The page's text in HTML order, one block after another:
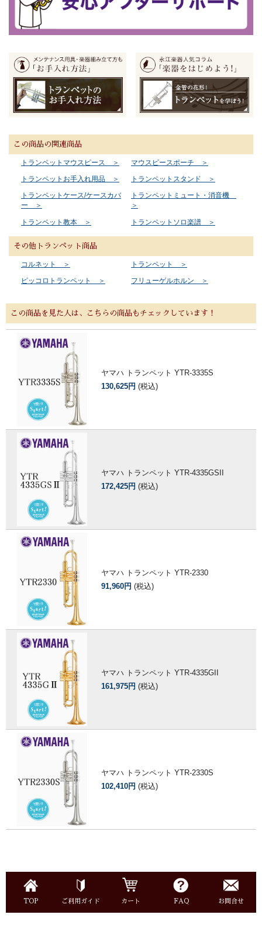
この商品の関連商品
トランペットマウスピース ＞
マウスピースポーチ ＞
トランペットお手入れ用品 ＞
トランペットスタンド ＞
トランペットケース/ケースカバ
ー ＞
トランペットミュート・消音機
＞
トランペット教本 ＞ トランペットソロ楽譜 ＞
その他トランペット商品
コルネット ＞
トランペット ＞
ピッコロトランペット ＞
フリューゲルホルン ＞
この商品を見た人は、こちらの商品もチェックしています！
ヤマハ トランペット YTR-3335S
130,625円 (税込)
ヤマハ トランペット YTR-4335GSII
172,425円 (税込)
ヤマハ トランペット YTR-2330
91,960円 (税込)
ヤマハ トランペット YTR-4335GII
161,975円 (税込)
ヤマハ トランペット YTR-2330S
102,410円 (税込)
TOP ご利用ガイド カート FAQ お問合せ